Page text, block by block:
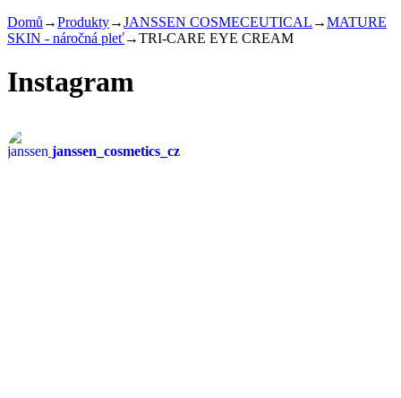
Domů →Produkty→JANSSEN COSMECEUTICAL →MATURE
SKIN - náročná pleť→TRI-CARE EYE CREAM
Instagram
janssen_cosmetics_cz